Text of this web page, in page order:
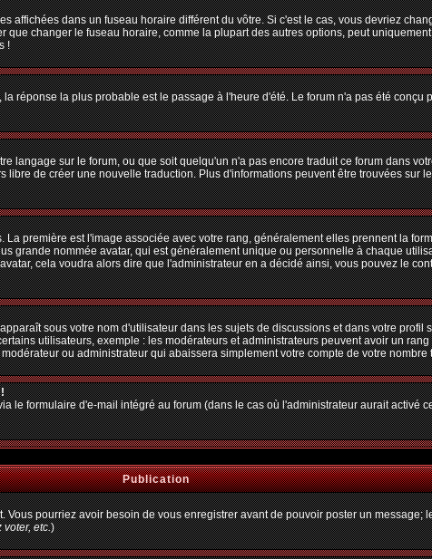
affichées dans un fuseau horaire différent du vôtre. Si c'est le cas, vous devriez
changer le fuseau horaire, comme la plupart des autres options, peut
!
réponse la plus probable est le passage à l'heure d'été. Le forum n'a pas été
langage sur le forum, ou que soit quelqu'un n'a pas encore traduit ce forum dans
de créer une nouvelle traduction. Plus d'informations peuvent être trouvées sur
première est l'image associée avec votre rang, généralement elles prennent la
grande nommée avatar, qui est généralement unique ou personnelle à chaque
cela voudra alors dire que l'administrateur en a décidé ainsi, vous pouvez le
sous votre nom d'utilisateur dans les sujets de discussions et dans votre
utilisateurs, exemple : les modérateurs et administrateurs peuvent avoir un
ou administrateur qui abaissera simplement votre compte de votre nombre
le formulaire d'e-mail intégré au forum (dans le cas où l'administrateur aurait activé
Publication
pourriez avoir besoin de vous enregistrer avant de pouvoir poster un
etc.)